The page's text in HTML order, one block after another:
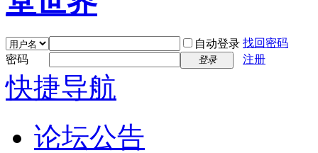
自动登录 找回密码
密码
登录 注册
快捷导航
论坛公告